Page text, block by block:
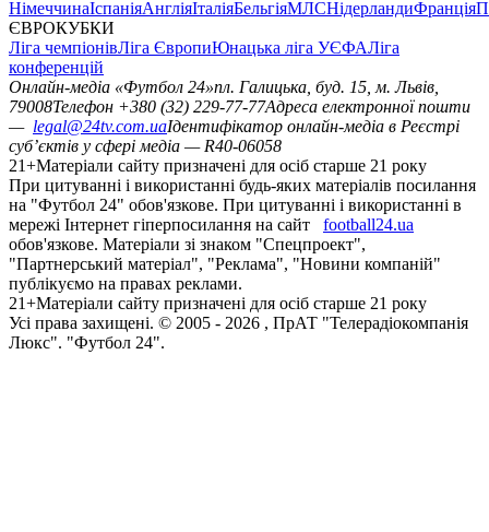
НімеччинаІспаніяАнгліяІталіяБельгіяМЛСНідерландиФранція
ЄВРОКУБКИ
Ліга чемпіонівЛіга ЄвропиЮнацька ліга УЄФАЛіга
конференцій
Онлайн-медіа «Футбол 24»пл. Галицька, буд. 15, м. Львів,
79008Телефон +380 (32) 229-77-77Адреса електронної пошти
— legal@24tv.com.uaІдентифікатор онлайн-медіа в Реєстрі
суб’єктів у сфері медіа — R40-06058
21+Матеріали сайту призначені для осіб старше 21 року
При цитуванні і використанні будь-яких матеріалів посилання
на "Футбол 24" обов'язкове. При цитуванні і використанні в
мережі Інтернет гіперпосилання на сайт
football24.ua
обов'язкове. Матеріали зі знаком "Спецпроект",
"Партнерський матеріал", "Реклама", "Новини компаній"
публікуємо на правах реклами.
21+Матеріали сайту призначені для осіб старше 21 року
Усi права захищенi. © 2005 - 2026 , ПрАТ "Телерадіокомпанія
Люкс". "Футбол 24".